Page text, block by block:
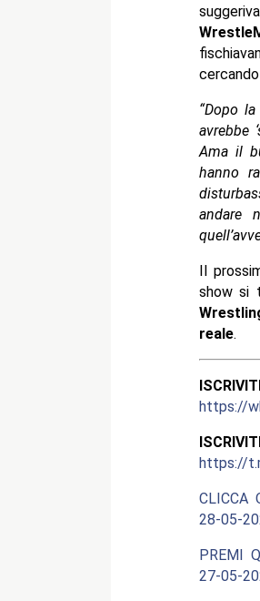
“Dopo
avrebbe
Ama il
hanno
andare
Il
show si
reale.
https://
https://
CLICCA
28-05-
PREMI
27-05-